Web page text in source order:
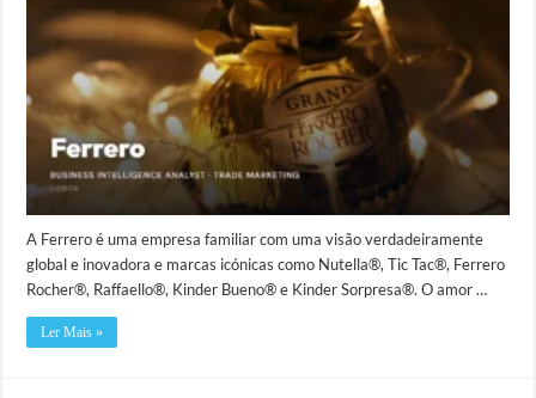
A Ferrero é uma empresa familiar com uma visão verdadeiramente
global e inovadora e marcas icónicas como Nutella®, Tic Tac®, Ferrero
Rocher®, Raffaello®, Kinder Bueno® e Kinder Sorpresa®. O amor …
Ler Mais »